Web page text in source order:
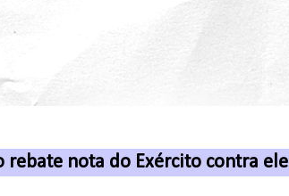
nota do Exército contra ele